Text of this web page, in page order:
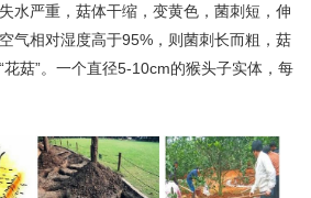
水严重，菇体干缩，变黄色，菌刺短，伸
气相对湿度高于95%，则菌刺长而粗，菇
菇”。一个直径5-10cm的猴头子实体，每